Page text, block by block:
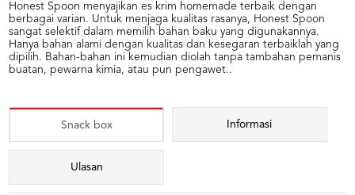
Honest Spoon menyajikan es krim homemade terbaik dengan
berbagai varian. Untuk menjaga kualitas rasanya, Honest Spoon
sangat selektif dalam memilih bahan baku yang digunakannya.
Hanya bahan alami dengan kualitas dan kesegaran terbaiklah yang
dipilih. Bahan-bahan ini kemudian diolah tanpa tambahan pemanis
buatan, pewarna kimia, atau pun pengawet..
Snack box Informasi
Ulasan